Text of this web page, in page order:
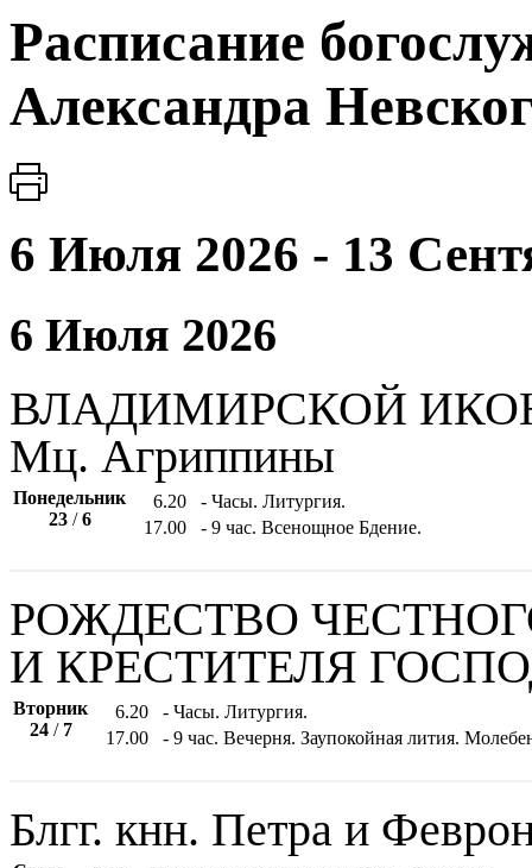
Расписание
Александра
6 Июля 2026 - 13
6 Июля 2026
ВЛАДИМИРСКОЙ
Мц. Агриппины
Понедельник
23/6
6.20
- Часы. Литургия.
17.00
- 9 час. Всенощное Бдение.
РОЖДЕСТВО
И КРЕСТИТЕЛЯ
Вторник
24/ 7
6.20
- Часы. Литургия.
17.00
- 9 час. Вечерня. Заупокойная лития.
Блгг. кнн. Петра и